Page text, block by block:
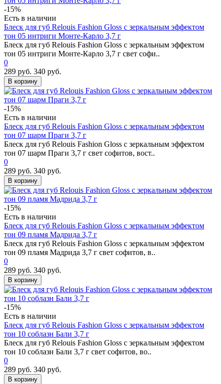
-15%
Есть в наличии
Блеск для губ Relouis Fashion Gloss с зеркальным эффектом
тон 05 интриги Монте-Карло 3,7 г
Блеск для губ Relouis Fashion Gloss с зеркальным эффектом
тон 05 интриги Монте-Карло 3,7 г свет софи..
0
289 руб. 340 руб.
В корзину
-15%
Есть в наличии
Блеск для губ Relouis Fashion Gloss с зеркальным эффектом
тон 07 шарм Праги 3,7 г
Блеск для губ Relouis Fashion Gloss с зеркальным эффектом
тон 07 шарм Праги 3,7 г свет софитов, вост..
0
289 руб. 340 руб.
В корзину
-15%
Есть в наличии
Блеск для губ Relouis Fashion Gloss с зеркальным эффектом
тон 09 пламя Мадрида 3,7 г
Блеск для губ Relouis Fashion Gloss с зеркальным эффектом
тон 09 пламя Мадрида 3,7 г свет софитов, в..
0
289 руб. 340 руб.
В корзину
-15%
Есть в наличии
Блеск для губ Relouis Fashion Gloss с зеркальным эффектом
тон 10 соблазн Бали 3,7 г
Блеск для губ Relouis Fashion Gloss с зеркальным эффектом
тон 10 соблазн Бали 3,7 г свет софитов, во..
0
289 руб. 340 руб.
В корзину